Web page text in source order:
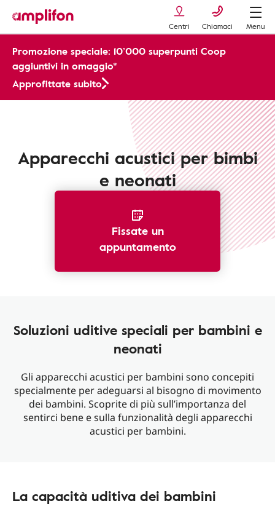
Centri Chiamaci Menu
Promozione speciale: 10’000 superpunti Coop
aggiuntivi in omaggio*
Approfittate subito
Apparecchi acustici per bimbi
e neonati
Fissate un
appuntamento
Soluzioni uditive speciali per bambini e
neonati
Gli apparecchi acustici per bambini sono concepiti
specialmente per adeguarsi al bisogno di movimento
dei bambini. Scoprite di più sull’importanza del
sentirci bene e sulla funzionalità degli apparecchi
acustici per bambini.
La capacità uditiva dei bambini